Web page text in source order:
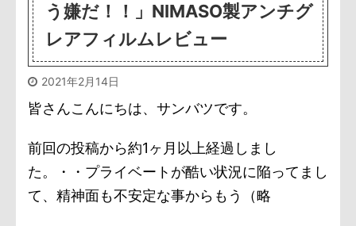
う嫌だ！！」NIMASO製アンチグ
レアフィルムレビュー
2021年2月14日
皆さんこんにちは、サンバツです。
前回の投稿から約1ヶ月以上経過しまし
た。・・プライベートが酷い状況に陥ってまし
て、精神面も不安定な事からもう（略